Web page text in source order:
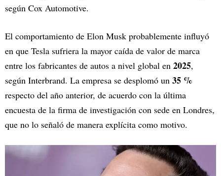
según Cox Automotive.
El comportamiento de Elon Musk probablemente influyó
en que Tesla sufriera la mayor caída de valor de marca
entre los fabricantes de autos a nivel global en 2025,
según Interbrand. La empresa se desplomó un 35 %
respecto del año anterior, de acuerdo con la última
encuesta de la firma de investigación con sede en Londres,
que no lo señaló de manera explícita como motivo.